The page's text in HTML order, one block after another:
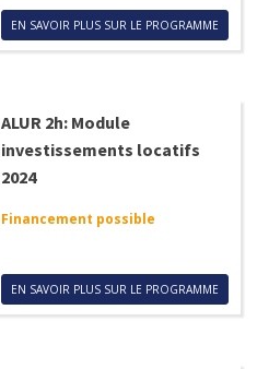
EN SAVOIR PLUS SUR LE PROGRAMME
ALUR 2h: Module
investissements locatifs
2024
Financement possible
EN SAVOIR PLUS SUR LE PROGRAMME